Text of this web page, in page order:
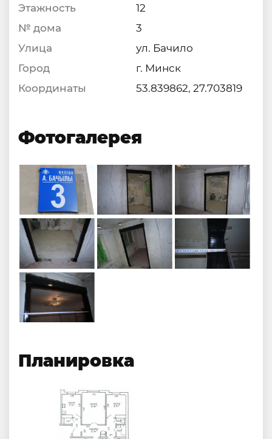
Этажность
12
№ дома
3
Улица
ул. Бачило
Город
г. Минск
Координаты
53.839862, 27.703819
Фотогалерея
Планировка